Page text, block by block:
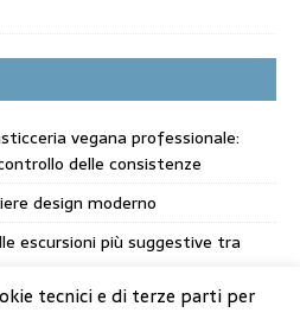
vegana professionale:
delle consistenze
design moderno
escursioni più suggestive tra
della maglieria made in
tecnici e di terze parti per